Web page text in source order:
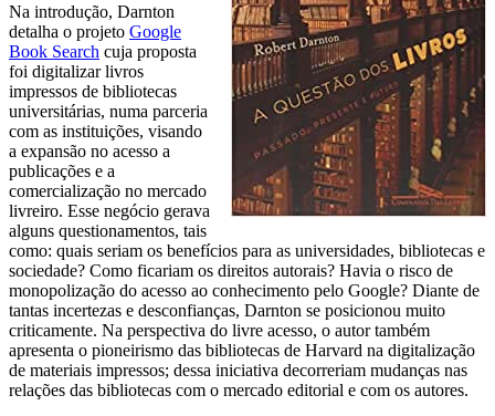
Na introdução, Darnton
detalha o projeto Google
Book Search cuja proposta
foi digitalizar livros
impressos de bibliotecas
universitárias, numa parceria
com as instituições, visando
a expansão no acesso a
publicações e a
comercialização no mercado
livreiro. Esse negócio gerava
alguns questionamentos, tais
como: quais seriam os benefícios para as universidades, bibliotecas e
sociedade? Como ficariam os direitos autorais? Havia o risco de
monopolização do acesso ao conhecimento pelo Google? Diante de
tantas incertezas e desconfianças, Darnton se posicionou muito
criticamente. Na perspectiva do livre acesso, o autor também
apresenta o pioneirismo das bibliotecas de Harvard na digitalização
de materiais impressos; dessa iniciativa decorreriam mudanças nas
relações das bibliotecas com o mercado editorial e com os autores.